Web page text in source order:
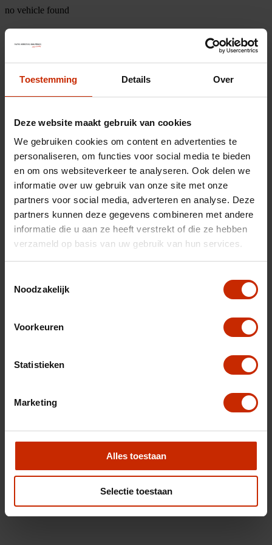
Toestemming Details Over
Deze website maakt gebruik van cookies
We gebruiken cookies om content en advertenties te
personaliseren, om functies voor social media te bieden
en om ons websiteverkeer te analyseren. Ook delen we
informatie over uw gebruik van onze site met onze
partners voor social media, adverteren en analyse. Deze
partners kunnen deze gegevens combineren met andere
informatie die u aan ze heeft verstrekt of die ze hebben
verzameld op basis van uw gebruik van hun services.
Noodzakelijk
Voorkeuren
Statistieken
Marketing
Alles toestaan
Selectie toestaan
no vehicle found